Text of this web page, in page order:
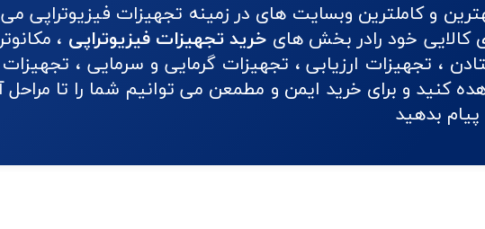
و کاملترین وبسایت های در زمینه تجهیزات فیزیوتراپی
کالایی خود رادر بخش های خرید تجهیزات فیزیوتراپی ،
، تجهیزات ارزیابی ، تجهیزات گرمایی و سرمایی ، تجهیزات
کنید و برای خرید ایمن و مطمعن می توانیم شما را تا مراحل
بدهید